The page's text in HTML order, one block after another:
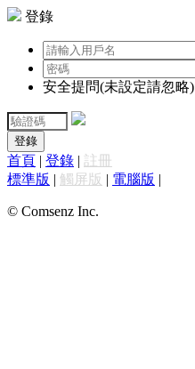
登錄
安全提問(未設定請忽略)
登錄
首頁 | 登錄 | 註冊
標準版 | 觸屏版 | 電腦版 |
© Comsenz Inc.